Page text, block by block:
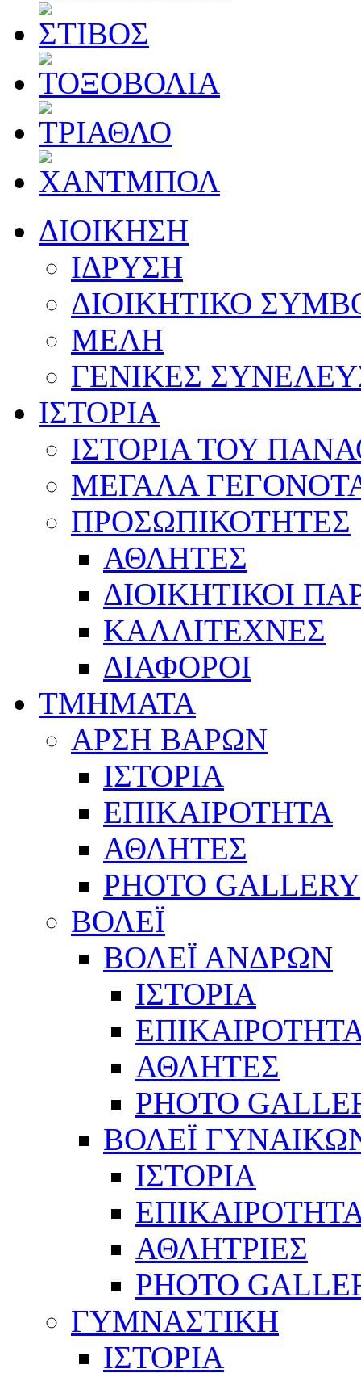
ΔΙΟΙΚΗΣΗ
ΙΔΡΥΣΗ
ΔΙΟΙΚΗΤΙΚΟ
ΜΕΛΗ
ΓΕΝΙΚΕΣ
ΙΣΤΟΡΙΑ
ΙΣΤΟΡΙΑ ΤΟΥ
ΜΕΓΑΛΑ
ΠΡΟΣΩΠΙΚΟΤΗΤΕΣ
ΑΘΛΗΤΕΣ
ΔΙΟΙΚΗΤΙΚΟΙ
ΚΑΛΛΙΤΕΧΝΕΣ
ΔΙΑΦΟΡΟΙ
ΤΜΗΜΑΤΑ
ΑΡΣΗ ΒΑΡΩΝ
ΙΣΤΟΡΙΑ
ΕΠΙΚΑΙΡΟΤΗΤΑ
ΑΘΛΗΤΕΣ
PHOTO GALLERY
ΒΟΛΕΪ
ΒΟΛΕΪ ΑΝΔΡΩΝ
ΙΣΤΟΡΙΑ
ΑΘΛΗΤΕΣ
PHOTO
ΒΟΛΕΪ
ΙΣΤΟΡΙΑ
ΑΘΛΗΤΡΙΕΣ
PHOTO
ΓΥΜΝΑΣΤΙΚΗ
ΙΣΤΟΡΙΑ